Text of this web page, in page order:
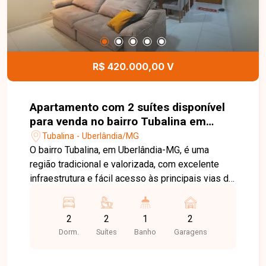
lar aconchegante em uma localização
privilegiada. Entre em contato com a Delta
Imóveis e agende sua visita. Nossa equipe está
pronta para apresentar todos os detalhes deste
imóvel e ajudar você a encontrar o imóvel ideal
para morar ou investir.
R$ 420.000,00 V
Apartamento com 2 suítes disponível
para venda no bairro Tubalina em
Uberlândia-MG
Tubalina - Uberlândia/MG
O bairro Tubalina, em Uberlândia-MG, é uma
região tradicional e valorizada, com excelente
infraestrutura e fácil acesso às principais vias da
farmácias, restaurantes e diversos comércios,
oferece praticidade, conforto e qualidade de vida
para toda a família. Apartamento com
2
Dorm.
2
Suítes
1
Banho
2
Garagens